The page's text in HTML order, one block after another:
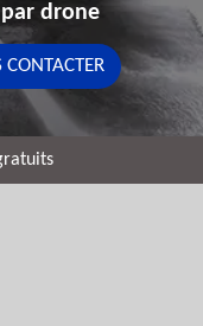
drone
CONTACTER